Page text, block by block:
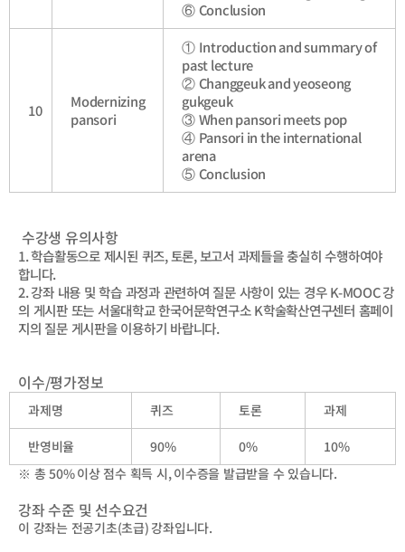
⑥Conclusion
10
Modernizing
pansori
① Introduction and summary of
past lecture
②Changgeuk and yeoseong
gukgeuk
③When pansori meets pop
④ Pansori in the international
arena
⑤Conclusion
수강생 유의사항
1.학습활동으로 제시된 퀴즈,토론,보고서 과제들을 충실히 수행하여야
합니다.
2.강좌 내용 및 학습 과정과 관련하여 질문 사항이 있는 경우K-MOOC강
의 게시판 또는 서울대학교 한국어문학연구소K학술확산연구센터 홈페이
지의 질문 게시판을 이용하기 바랍니다.
이수/평가정보
과제명 퀴즈 토론
과제
반영비율
90% 0%
10%
※ 총50%이상 점수 획득 시,이수증을 발급받을 수 있습니다.
강좌 수준 및 선수요건
이 강좌는 전공기초(초급) 강좌입니다.